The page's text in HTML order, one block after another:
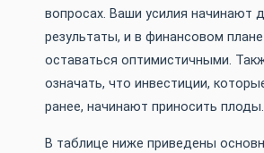
вопросах. Ваши усилия начинают
результаты, и в финансовом
оставаться оптимистичными.
означать, что инвестиции,
ранее, начинают приносить плоды.
В таблице ниже приведены